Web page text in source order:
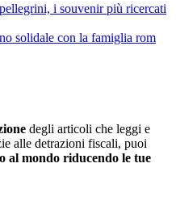
i souvenir più ricercati
solidale con la famiglia rom
degli articoli che leggi e
alle detrazioni fiscali, puoi
al mondo riducendo le tue